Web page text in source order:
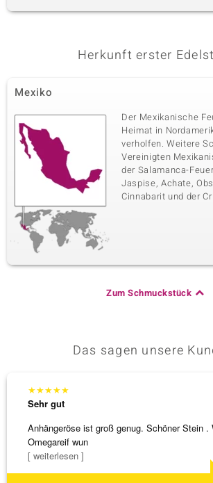
Herkunft erster
Mexiko
Der Mexikanische
Heimat in
verholfen. Weitere
Vereinigten
der Salamanca-
Jaspise, Achate,
Cinnabarit und der
Zum Schmuckstück
Das sagen unsere
★★★★★
Sehr gut
Anhängeröse ist groß genug. Schöner Stein .
Omegareif wun
[ weiterlesen ]